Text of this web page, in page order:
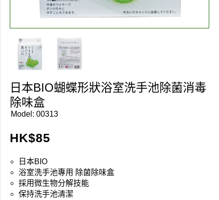
日本BIO蝴蝶形狀浴室洗手池除菌消毒
除味盒
Model: 00313
HK$85
日本BIO
浴室洗手池專用 除菌除味盒
採用微生物分解技能
保持洗手池清潔